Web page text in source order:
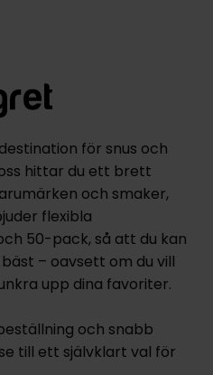
för snus och
hittar du ett brett
och smaker,
flexibla
50-pack, så att du kan
– oavsett om du vill
upp dina favoriter.
och snabb
till ett självklart val för